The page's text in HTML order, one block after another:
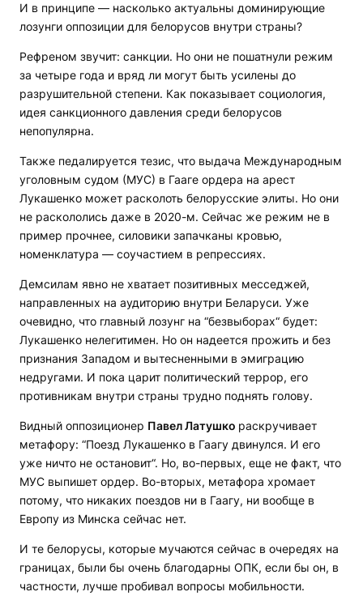
И в принципе — насколько актуальны доминирующие
лозунги оппозиции для белорусов внутри страны?
Рефреном звучит: санкции. Но они не пошатнули режим
за четыре года и вряд ли могут быть усилены до
разрушительной степени. Как показывает социология,
идея санкционного давления среди белорусов
непопулярна.
Также педалируется тезис, что выдача Международным
уголовным судом (МУС) в Гааге ордера на арест
Лукашенко может расколоть белорусские элиты. Но они
не раскололись даже в 2020-м. Сейчас же режим не в
пример прочнее, силовики запачканы кровью,
номенклатура — соучастием в репрессиях.
Демсилам явно не хватает позитивных месседжей,
направленных на аудиторию внутри Беларуси. Уже
очевидно, что главный лозунг на “безвыборах“ будет:
Лукашенко нелегитимен. Но он надеется прожить и без
признания Западом и вытесненными в эмиграцию
недругами. И пока царит политический террор, его
противникам внутри страны трудно поднять голову.
Видный оппозиционер Павел Латушко раскручивает
метафору: “Поезд Лукашенко в Гаагу двинулся. И его
уже ничто не остановит“. Но, во-первых, еще не факт, что
МУС выпишет ордер. Во-вторых, метафора хромает
потому, что никаких поездов ни в Гаагу, ни вообще в
Европу из Минска сейчас нет.
И те белорусы, которые мучаются сейчас в очередях на
границах, были бы очень благодарны ОПК, если бы он, в
частности, лучше пробивал вопросы мобильности.